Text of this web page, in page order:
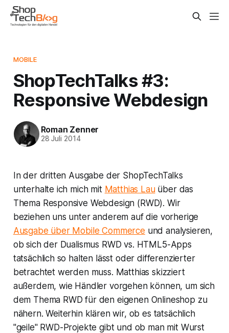
MOBILE
ShopTechTalks #3:
Responsive Webdesign
Roman Zenner
28 Juli 2014
In der dritten Ausgabe der ShopTechTalks
unterhalte ich mich mit Matthias Lauüber das
Thema Responsive Webdesign (RWD). Wir
beziehen uns unter anderem auf die vorherige
Ausgabe über Mobile Commerce und analysieren,
ob sich der Dualismus RWD vs. HTML5-Apps
tatsächlich so halten lässt oder differenzierter
betrachtet werden muss. Matthias skizziert
außerdem, wie Händler vorgehen können, um sich
dem Thema RWD für den eigenen Onlineshop zu
nähern. Weiterhin klären wir, ob es tatsächlich
"geile" RWD-Projekte gibt und ob man mit Wurst